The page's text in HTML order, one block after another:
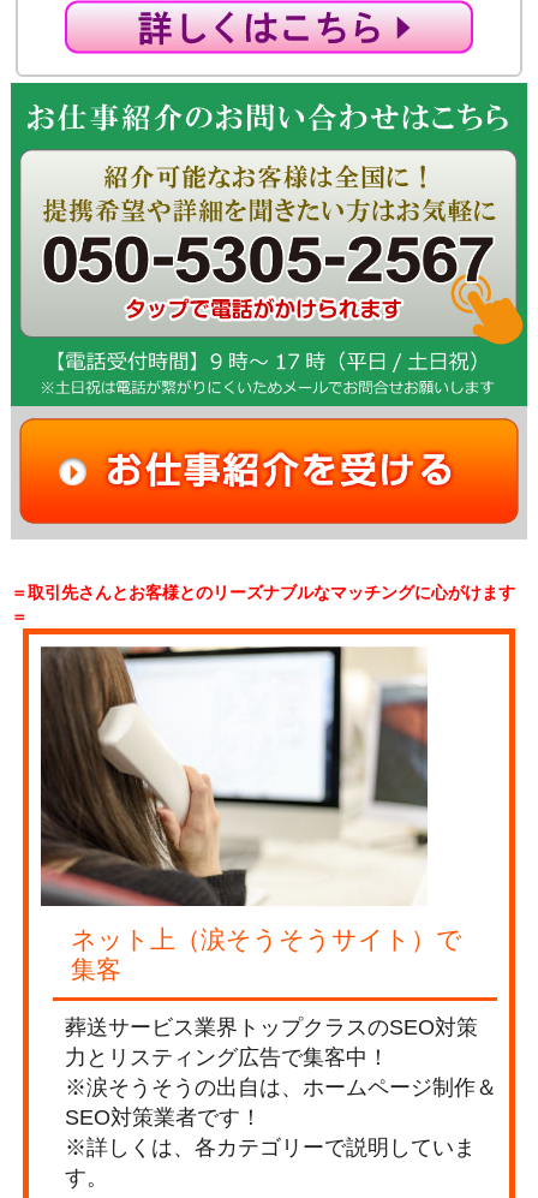
＝取引先さんとお客様とのリーズナブルなマッチングに心がけます
＝
ネット上（涙そうそうサイト）で
集客
葬送サービス業界トップクラスのSEO対策
力とリスティング広告で集客中！
※涙そうそうの出自は、ホームページ制作＆
SEO対策業者です！
※詳しくは、各カテゴリーで説明していま
す。